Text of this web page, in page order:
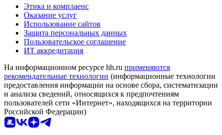
Этика и комплаенс
Оказание услуг
Использование сайтов
Защита персональных данных
Пользовательское соглашение
ИТ аккредитация
На информационном ресурсе hh.ru применяются
рекомендательные технологии (информационные технологии
предоставления информации на основе сбора, систематизации
и анализа сведений, относящихся к предпочтениям
пользователей сети «Интернет», находящихся на территории
Российской Федерации)